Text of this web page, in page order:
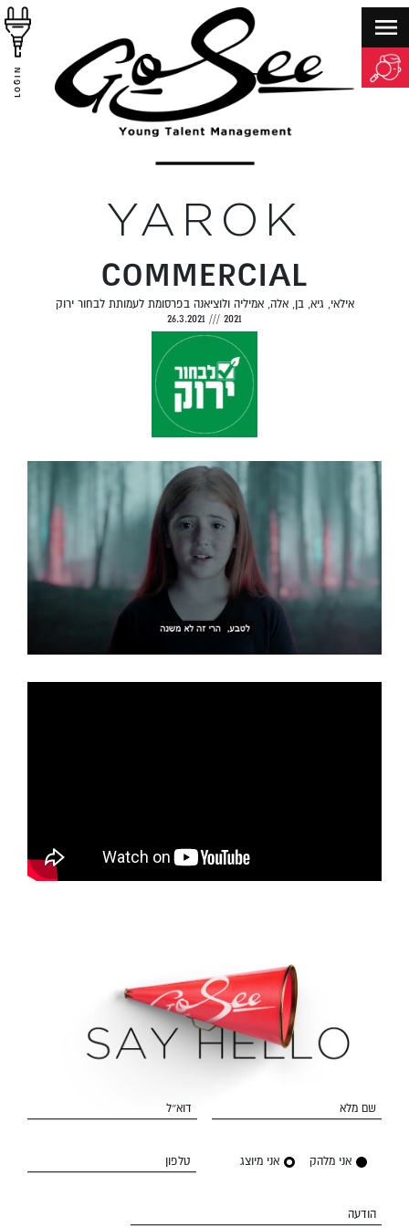
LOGIN
YAROK
COMMERCIAL
אילאי, גיא, בן, אלה, אמיליה ולוציאנה בפרסומת לעמותת לבחור ירוק
2021
///
26.3.2021
שם מלא דוא״ל
אני מלהק אני מיוצג טלפון
הודעה